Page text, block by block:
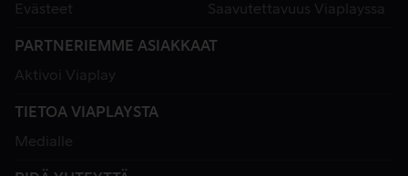
Evästeet
Saavutettavuus Viaplayssa
PARTNERIEMME ASIAKKAAT
Aktivoi Viaplay
TIETOA VIAPLAYSTA
Medialle